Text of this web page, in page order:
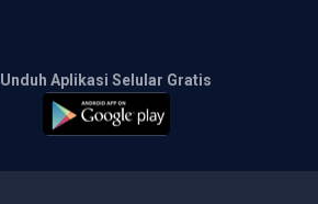
Unduh Aplikasi Selular Gratis